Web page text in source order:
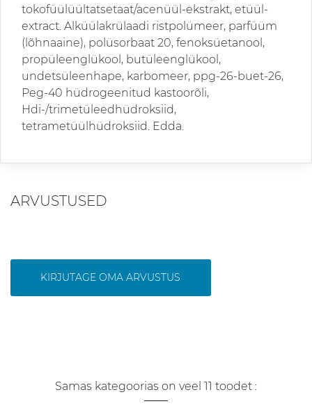
tokofüülüültatsetaat/acenüül-ekstrakt, etüül-
extract. Alküülakrülaadi ristpolümeer, parfüüm
(lõhnaaine), polüsorbaat 20, fenoksüetanool,
propüleenglükool, butüleenglükool,
undetsüleenhape, karbomeer, ppg-26-buet-26,
Peg-40 hüdrogeenitud kastoorõli,
Hdi-/trimetüleedhüdroksiid,
tetrametüülhüdroksiid. Edda.
ARVUSTUSED
KIRJUTAGE OMA ARVUSTUS
Samas kategoorias on veel 11 toodet :